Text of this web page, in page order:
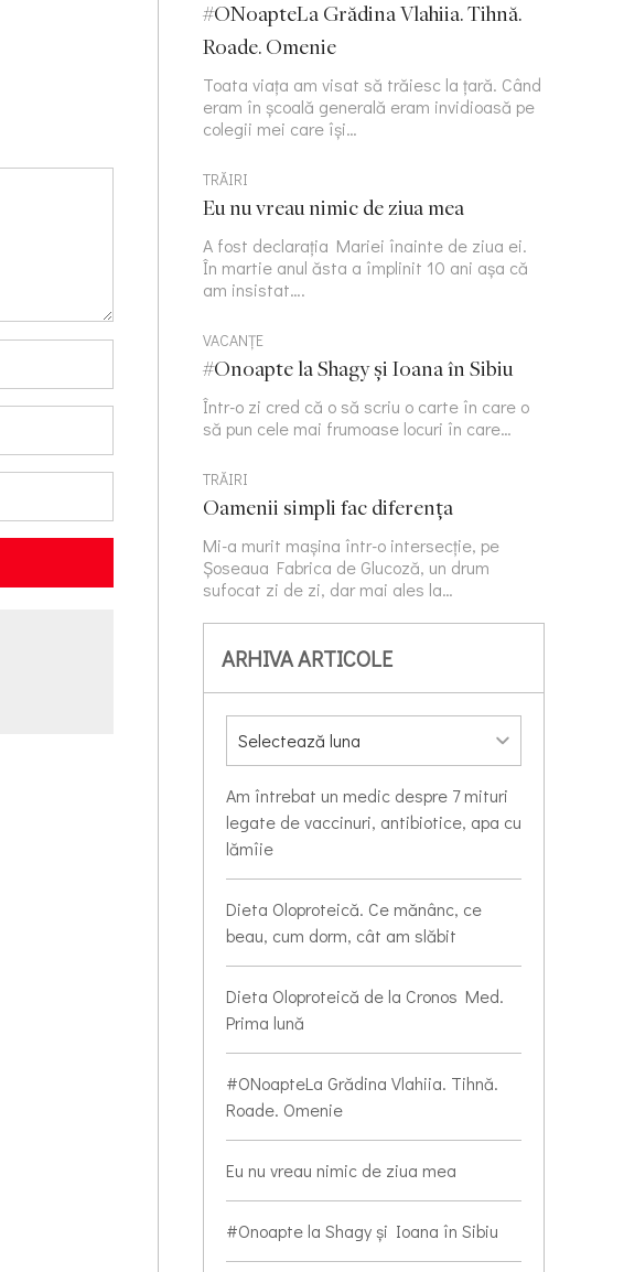
#ONoapteLa Grădina Vlahiia. Tihnă.
Roade. Omenie
Toata viața am visat să trăiesc la țară. Când
eram în școală generală eram invidioasă pe
colegii mei care își…
TRĂIRI
Eu nu vreau nimic de ziua mea
A fost declarația Mariei înainte de ziua ei.
În martie anul ăsta a împlinit 10 ani așa că
am insistat….
VACANȚE
#Onoapte la Shagy și Ioana în Sibiu
Într-o zi cred că o să scriu o carte în care o
să pun cele mai frumoase locuri în care…
TRĂIRI
Oamenii simpli fac diferența
Mi-a murit mașina într-o intersecție, pe
Șoseaua Fabrica de Glucoză, un drum
sufocat zi de zi, dar mai ales la…
ARHIVA ARTICOLE
Am întrebat un medic despre 7 mituri
legate de vaccinuri, antibiotice, apa cu
lămîie
Dieta Oloproteică. Ce mănânc, ce
beau, cum dorm, cât am slăbit
Dieta Oloproteică de la Cronos Med.
Prima lună
#ONoapteLa Grădina Vlahiia. Tihnă.
Roade. Omenie
Eu nu vreau nimic de ziua mea
#Onoapte la Shagy și Ioana în Sibiu